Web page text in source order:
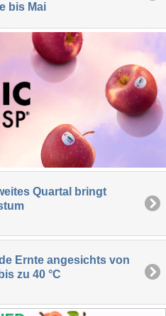
bis Mai
Quartal bringt
Ernte angesichts von
zu 40 °C